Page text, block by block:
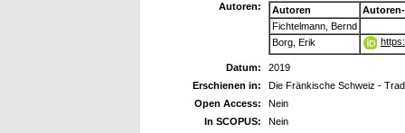
Autoren:
Autoren
Fichtelmann, Bernd
Borg, Erik
Datum:
2019
Erschienen in:
Die Fränkische Schweiz -
Open Access:
Nein
In SCOPUS:
Nein